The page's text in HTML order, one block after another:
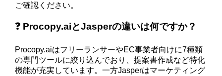
ご確認ください。
❓ Procopy.aiとJasperの違いは何ですか？
Procopy.aiはフリーランサーやEC事業者向けに7種類
の専門ツールに絞り込んでおり、提案書作成など特化
機能が充実しています。一方Jasperはマーケティング